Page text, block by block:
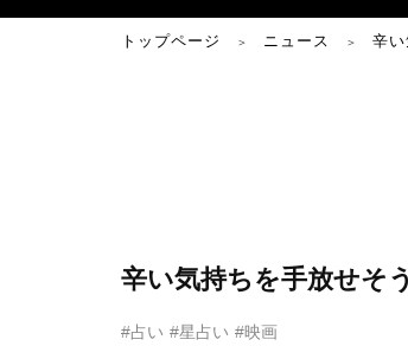
トップページ ＞ ニュース ＞ 辛
辛い気持ちを手放せそ
#占い #星占い #映画